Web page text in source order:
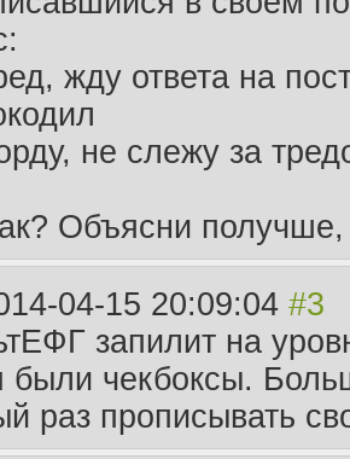
жду ответа на
не слежу за
Объясни получше,
04-15 20:09:04
запилит на
были чекбоксы.
раз прописывать